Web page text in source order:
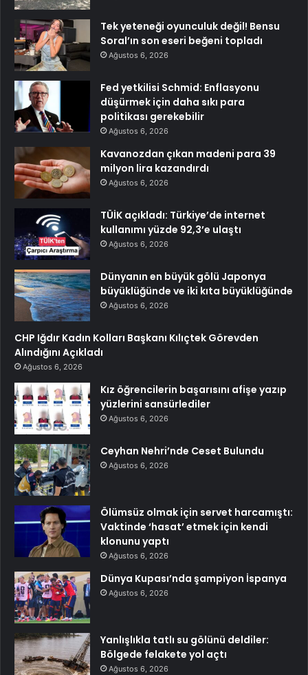
Tek yeteneği oyunculuk değil! Bensu
Soral’ın son eseri beğeni topladı
Ağustos 6, 2026
Fed yetkilisi Schmid: Enflasyonu
düşürmek için daha sıkı para
politikası gerekebilir
Ağustos 6, 2026
Kavanozdan çıkan madeni para 39
milyon lira kazandırdı
Ağustos 6, 2026
TÜİK açıkladı: Türkiye’de internet
kullanımı yüzde 92,3’e ulaştı
Ağustos 6, 2026
Dünyanın en büyük gölü Japonya
büyüklüğünde ve iki kıta büyüklüğünde
Ağustos 6, 2026
CHP Iğdır Kadın Kolları Başkanı Kılıçtek Görevden
Alındığını Açıkladı
Ağustos 6, 2026
Kız öğrencilerin başarısını afişe yazıp
yüzlerini sansürlediler
Ağustos 6, 2026
Ceyhan Nehri’nde Ceset Bulundu
Ağustos 6, 2026
Ölümsüz olmak için servet harcamıştı:
Vaktinde ‘hasat’ etmek için kendi
klonunu yaptı
Ağustos 6, 2026
Dünya Kupası’nda şampiyon İspanya
Ağustos 6, 2026
Yanlışlıkla tatlı su gölünü deldiler:
Bölgede felakete yol açtı
Ağustos 6, 2026